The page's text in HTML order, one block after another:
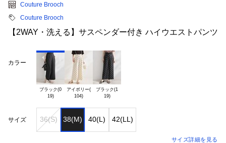
Couture Brooch
Couture Brooch
【2WAY・洗える】サスペンダー付き ハイウエストパンツ
カラー
ブラック(0
19)
アイボリー(
ブラック(1
19)
サイズ 36(S) 38(M) 40(L) 42(LL)
サイズ詳細を見る